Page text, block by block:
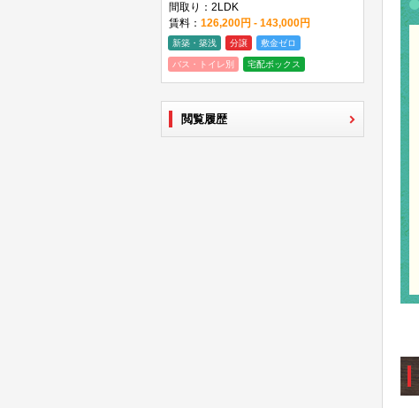
間取り：2LDK
賃料： 126,200円 - 143,000円
新築・築浅 分譲 敷金ゼロ
バス・トイレ別 宅配ボックス
閲覧履歴